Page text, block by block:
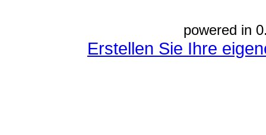
powered in
Erstellen Sie Ihre